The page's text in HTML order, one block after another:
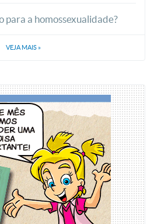
para a homossexualidade?
VEJA MAIS »